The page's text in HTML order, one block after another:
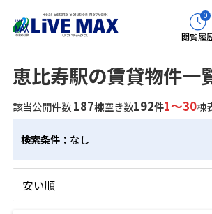
0
閲覧履
恵比寿駅の賃貸物件一
該当公開件数187棟空き数192件1～30棟
検索条件： なし